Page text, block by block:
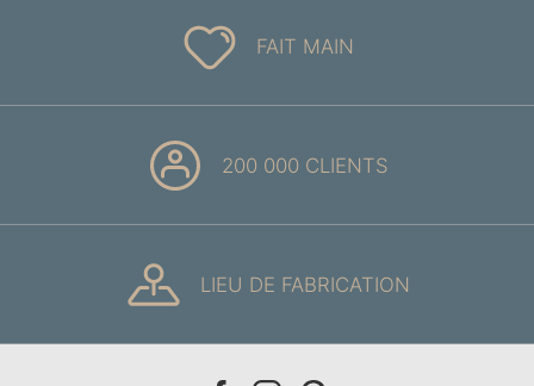
FAIT MAIN
200 000 CLIENTS
LIEU DE FABRICATION